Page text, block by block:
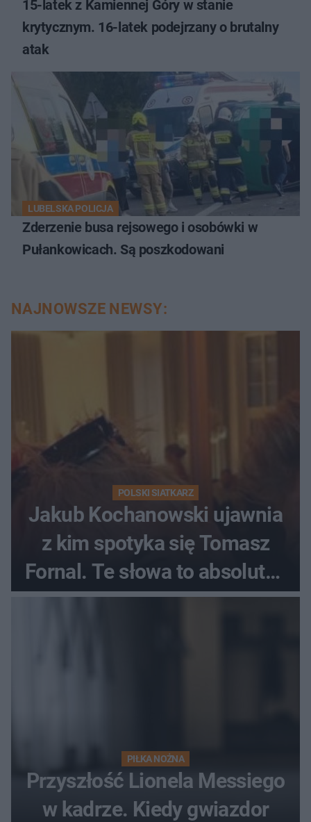
15-latek z Kamiennej Góry w stanie
krytycznym. 16-latek podejrzany o brutalny
atak
LUBELSKA POLICJA
Zderzenie busa rejsowego i osobówki w
Pułankowicach. Są poszkodowani
NAJNOWSZE NEWSY:
POLSKI SIATKARZ
Jakub Kochanowski ujawnia
z kim spotyka się Tomasz
Fornal. Te słowa to absolutny
hit
PIŁKA NOŻNA
Przyszłość Lionela Messiego
w kadrze. Kiedy gwiazdor